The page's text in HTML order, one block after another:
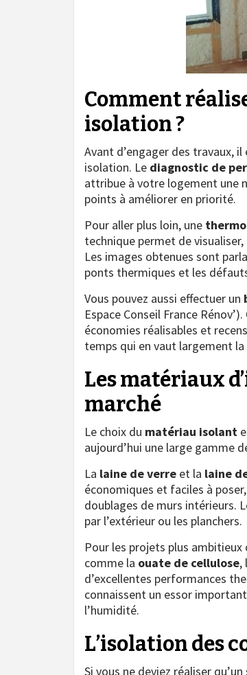
Comment
isolation ?
Avant d’engager des travaux,
isolation. Le diagnostic de
attribue à votre logement une
points à améliorer en priorité.
Pour aller plus loin, une
technique permet de visualiser,
Les images obtenues sont
ponts thermiques et les
Vous pouvez aussi effectuer un
Espace Conseil France
économies réalisables et
temps qui en vaut largement la
Les matériaux
marché
Le choix du matériau isolant
aujourd’hui une large gamme
La laine de verre et la laine
économiques et faciles à
doublages de murs intérieurs.
par l’extérieur ou les planchers.
Pour les projets plus
comme la ouate de cellulose,
d’excellentes performances
connaissent un essor
l’humidité.
L’isolation des
Si vous ne deviez réaliser